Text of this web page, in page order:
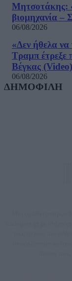
Μητσοτάκης:
βιομηχανία –
06/08/2026
«Δεν ήθελα να
Τραμπ έτρεξε
Βέγκας (Video)
06/08/2026
ΔΗΜΟΦΙΛΗ